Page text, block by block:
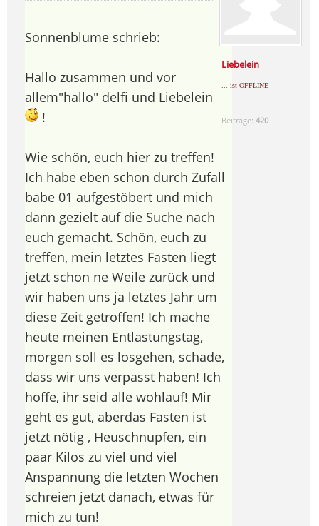
Liebelein
... ist OFFLINE
Beiträge:420
Sonnenblume schrieb:
Hallo zusammen und vor
allem"hallo" delfi und Liebelein
!
Wie schön, euch hier zu treffen!
Ich habe eben schon durch Zufall
babe 01 aufgestöbert und mich
dann gezielt auf die Suche nach
euch gemacht. Schön, euch zu
treffen, mein letztes Fasten liegt
jetzt schon ne Weile zurück und
wir haben uns ja letztes Jahr um
diese Zeit getroffen! Ich mache
heute meinen Entlastungstag,
morgen soll es losgehen, schade,
dass wir uns verpasst haben! Ich
hoffe, ihr seid alle wohlauf! Mir
geht es gut, aberdas Fasten ist
jetzt nötig , Heuschnupfen, ein
paar Kilos zu viel und viel
Anspannung die letzten Wochen
schreien jetzt danach, etwas für
mich zu tun!